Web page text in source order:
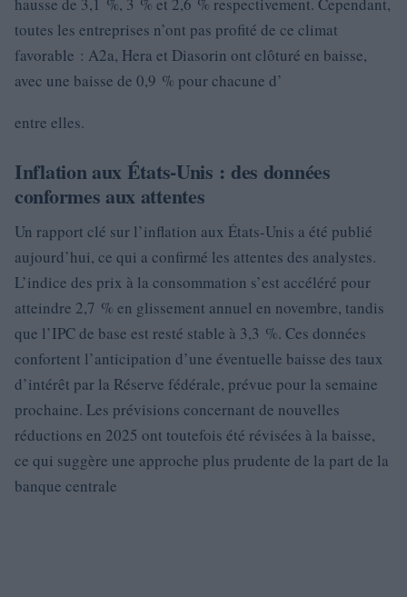
toutes les entreprises n’ont pas profité de ce climat
favorable : A2a, Hera et Diasorin ont clôturé en baisse,
avec une baisse de 0,9 % pour chacune d’
entre elles.
Inflation aux États-Unis : des données
conformes aux attentes
Un rapport clé sur l’inflation aux États-Unis a été publié
aujourd’hui, ce qui a confirmé les attentes des analystes.
L’indice des prix à la consommation s’est accéléré pour
atteindre 2,7 % en glissement annuel en novembre, tandis
que l’IPC de base est resté stable à 3,3 %. Ces données
confortent l’anticipation d’une éventuelle baisse des taux
d’intérêt par la Réserve fédérale, prévue pour la semaine
prochaine. Les prévisions concernant de nouvelles
réductions en 2025 ont toutefois été révisées à la baisse,
ce qui suggère une approche plus prudente de la part de la
banque centrale